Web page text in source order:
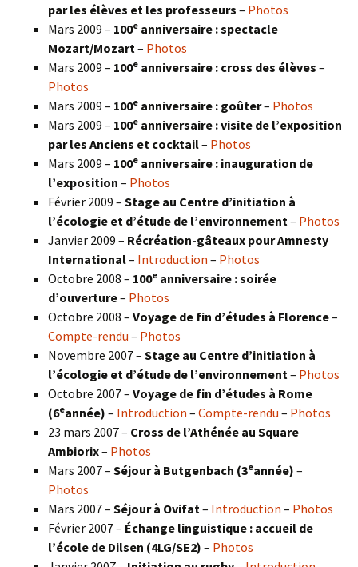
par les élèves et les professeurs – Photos
Mars 2009 – 100e anniversaire : spectacle
Mozart/Mozart– Photos
Mars 2009 – 100e anniversaire : cross des élèves –
Photos
Mars 2009 – 100e anniversaire : goûter– Photos
Mars 2009 – 100e anniversaire : visite de l’exposition
par les Anciens et cocktail– Photos
Mars 2009 – 100e anniversaire : inauguration de
l’exposition – Photos
Février 2009 – Stage au Centre d’initiation à
l’écologie et d’étude de l’environnement– Photos
Janvier 2009 – Récréation-gâteaux pour Amnesty
International– Introduction – Photos
Octobre 2008 – 100e anniversaire : soirée
d’ouverture– Photos
Octobre 2008 – Voyage de fin d’études à Florence–
Compte-rendu – Photos
Novembre 2007 – Stage au Centre d’initiation à
l’écologie et d’étude de l’environnement– Photos
Octobre 2007 – Voyage de fin d’études à Rome
(6eannée) – Introduction – Compte-rendu – Photos
23 mars 2007 – Cross de l’Athénée au Square
Ambiorix– Photos
Mars 2007 – Séjour à Butgenbach (3eannée) –
Photos
Mars 2007 – Séjour à Ovifat– Introduction – Photos
Février 2007 – Échange linguistique : accueil de
l’école de Dilsen (4LG/SE2) – Photos